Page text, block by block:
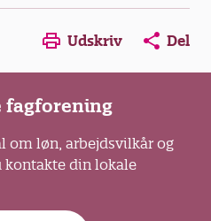
Opens in a new window
Opens in a new
Opens in
Udskriv Del
fagforening
om løn, arbejdsvilkår og
kontakte din lokale